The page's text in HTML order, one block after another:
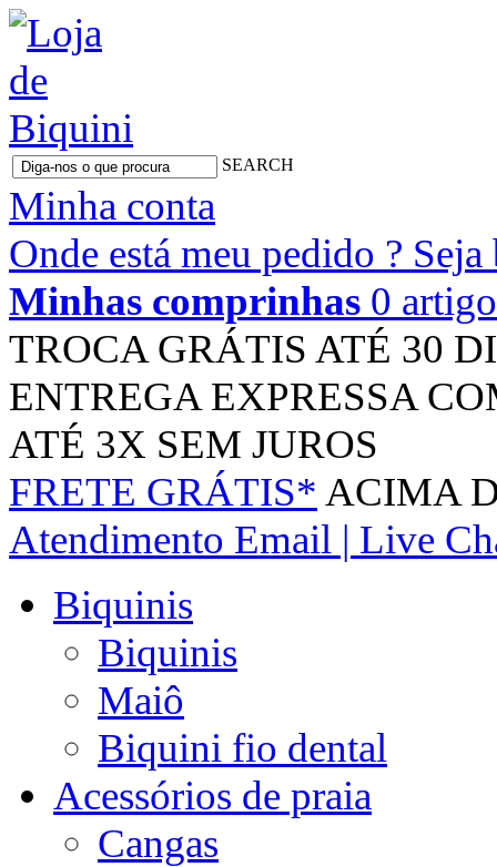
SEARCH
Minha conta
Onde está meu pedido ?
Minhas comprinhas 0
TROCA GRÁTIS ATÉ 30
ENTREGA EXPRESSA
ATÉ 3X SEM JUROS
FRETE GRÁTIS* ACIMA
Atendimento Email | Live
Biquinis
Biquinis
Maiô
Biquini fio dental
Acessórios de praia
Cangas